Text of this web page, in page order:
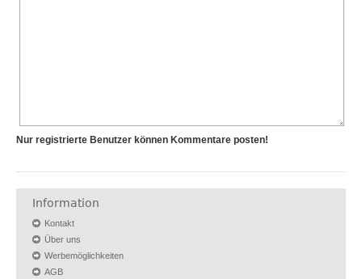
Nur registrierte Benutzer können Kommentare posten!
Information
Kontakt
Über uns
Werbemöglichkeiten
AGB